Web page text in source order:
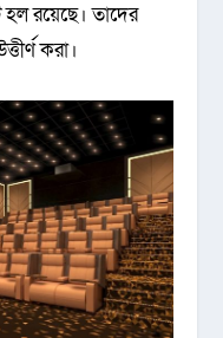
হল রয়েছে। তাদের
করা।